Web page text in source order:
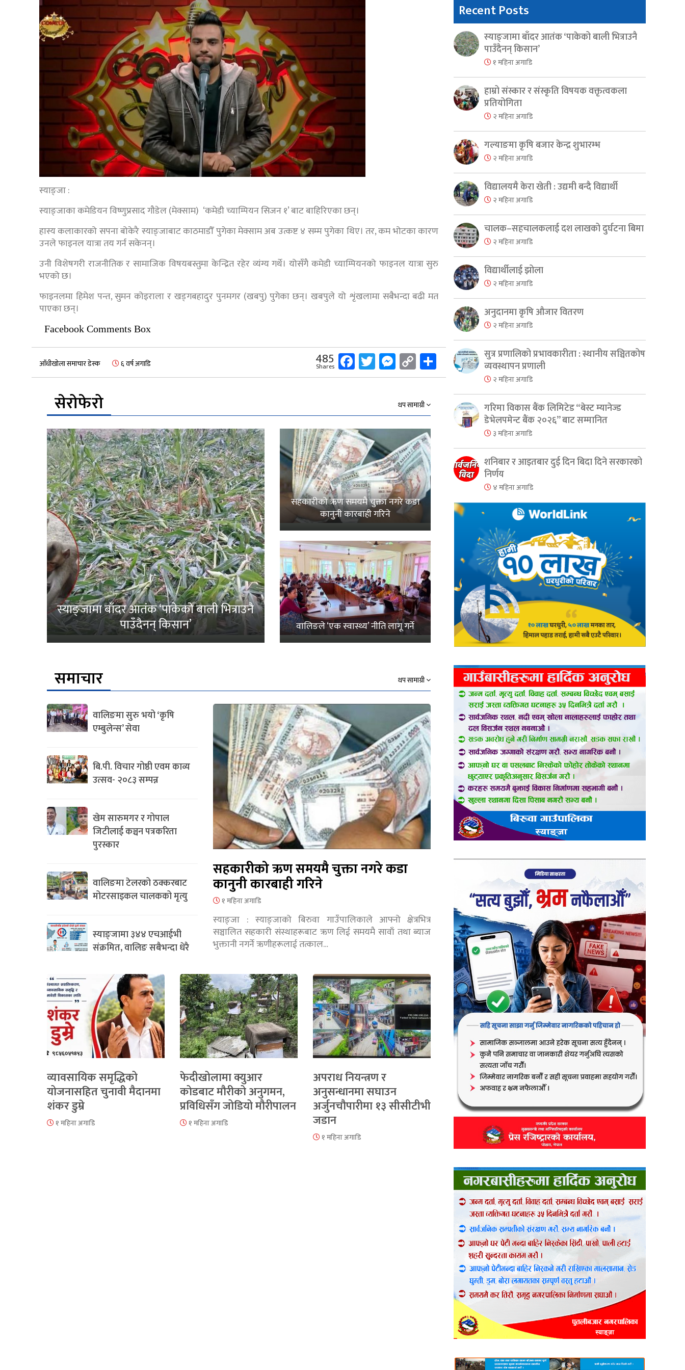
स्याङ्जा :
स्याङ्जाका कमेडियन विष्णुप्रसाद गौडेल (मेक्साम) ‘कमेडी च्याम्पियन सिजन १’ बाट बाहिरिएका छन्।
हास्य कलाकारको सपना बोकेरै स्याङ्जाबाट काठमाडौँ पुगेका मेक्साम अब उत्कष्ट ४ सम्म पुगेका थिए। तर, कम भोटका कारण
उनले फाइनल यात्रा तय गर्न सकेनन्।
उनी विशेषगरी राजनीतिक र सामाजिक विषयबस्तुमा केन्द्रित रहेर व्यंग्य गर्थे। योसँगै कमेडी च्याम्पियनको फाइनल यात्रा सुरु
भएको छ।
फाइनलमा हिमेश पन्त, सुमन कोइराला र खड्गबहादुर पुनमगर (खबपु) पुगेका छन्। खबपुले यो शृंखलामा सबैभन्दा बढी मत
पाएका छन्।
Facebook Comments Box
आँधीखोला समाचार डेस्क ६ वर्ष अगाडि 485
Shares Facebook
Twitter
Messenger
Copy
Link
Share
सेरोफेरो
थप सामाग्री
स्याङ्जामा बाँदर आतंक ‘पाकेको बाली भित्राउनै
पाउँदैनन् किसान’
सहकारीको ऋण समयमै चुक्ता नगरे कडा
कानुनी कारबाही गरिने
वालिङले ‘एक स्वास्थ्य’ नीति लागू गर्ने
समाचार थप सामाग्री
वालिङमा सुरु भयो ‘कृषि
एम्बुलेन्स’ सेवा
बि.पी. विचार गोष्ठी एवम काव्य
उत्सव- २०८३ सम्पन्न
खेम सारुमगर र गोपाल
जिटीलाई कञ्चन पत्रकरिता
पुरस्कार
वालिङमा टेलरको ठक्करबाट
मोटरसाइकल चालकको मृत्यु
स्याङ्जामा ३४४ एचआईभी
संक्रमित, वालिङ सबैभन्दा धेरै
सहकारीको ऋण समयमै चुक्ता नगरे कडा
कानुनी कारबाही गरिने
१ महिना अगाडि
स्याङ्जा : स्याङ्जाको बिरुवा गाउँपालिकाले आफ्नो क्षेत्रभित्र
सञ्चालित सहकारी संस्थाहरूबाट ऋण लिई समयमै सावाँ तथा ब्याज
भुक्तानी नगर्ने ऋणीहरूलाई तत्काल…
व्यावसायिक समृद्धिको
योजनासहित चुनावी मैदानमा
शंकर डुम्रे
१ महिना अगाडि
फेदीखोलामा क्युआर
कोडबाट मौरीको अनुगमन,
प्रविधिसँग जोडियो मौरीपालन
१ महिना अगाडि
अपराध नियन्त्रण र
अनुसन्धानमा सघाउन
अर्जुनचौपारीमा १३ सीसीटीभी
जडान
१ महिना अगाडि
Recent Posts
स्याङ्जामा बाँदर आतंक ‘पाकेको बाली भित्राउनै
पाउँदैनन् किसान’
१ महिना अगाडि
हाम्रो संस्कार र संस्कृति विषयक वक्तृत्वकला
प्रतियोगिता
२ महिना अगाडि
गल्याङमा कृषि बजार केन्द्र शुभारम्भ
२ महिना अगाडि
विद्यालयमै केरा खेती : उद्यमी बन्दै विद्यार्थी
२ महिना अगाडि
चालक–सहचालकलाई दश लाखको दुर्घटना बिमा
२ महिना अगाडि
विद्यार्थीलाई झोला
२ महिना अगाडि
अनुदानमा कृषि औजार वितरण
२ महिना अगाडि
सुत्र प्रणालिको प्रभावकारीता : स्थानीय सञ्चितकोष
व्यवस्थापन प्रणाली
२ महिना अगाडि
गरिमा विकास बैंक लिमिटेड “बेस्ट म्यानेज्ड
डेभेलपमेन्ट बैंक २०२६” बाट सम्मानित
३ महिना अगाडि
शनिबार र आइतबार दुई दिन बिदा दिने सरकारको
निर्णय
४ महिना अगाडि